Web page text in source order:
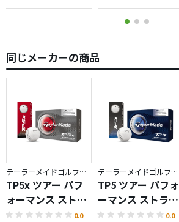
同じメーカーの商品
テーラーメイドゴルフ／TP5
TP5x ツアー パフ
ォーマンス ストラ
イプ ボール
0.0
テーラーメイドゴルフ／TP5
TP5 ツアー パフォ
ーマンス ストライ
プ ボール
0.0